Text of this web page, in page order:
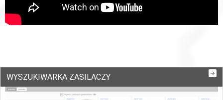
WYSZUKIWARKA ZASILACZY